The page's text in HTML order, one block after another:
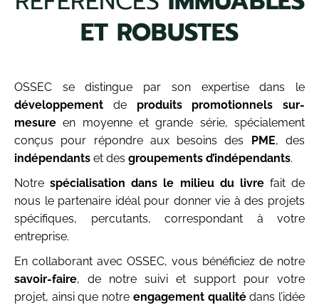
ET ROBUSTES
OSSEC se distingue par son expertise dans le
développement de produits promotionnels
sur-
mesure en moyenne et grande série, spécialement
conçus pour répondre aux besoins des PME, des
indépendants et des groupements d’indépendants.
Notrespécialisation dans le milieu du livrefait de
nous le partenaire idéal pour donner vie à des projets
spécifiques, percutants, correspondant à votre
entreprise.
En collaborant avec OSSEC, vous bénéficiez de notre
savoir-faire, de notre suivi et support pour votre
projet, ainsi que notre engagement qualitédans l’idée